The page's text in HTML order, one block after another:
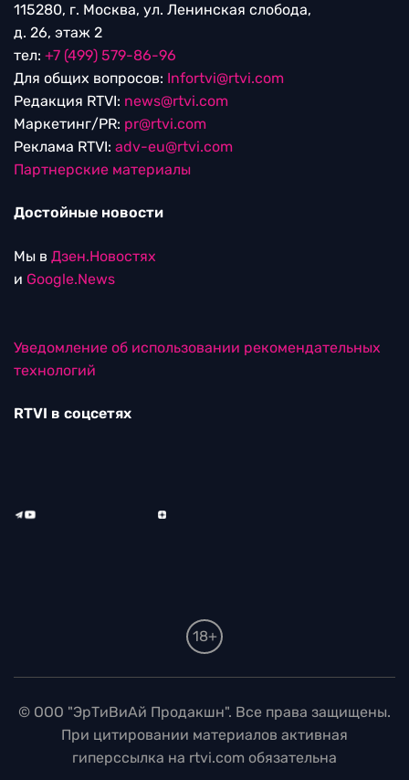
115280, г. Москва, ул. Ленинская слобода,
д. 26, этаж 2
тел: +7 (499) 579-86-96
Для общих вопросов: Infortvi@rtvi.com
Редакция RTVI: news@rtvi.com
Маркетинг/PR: pr@rtvi.com
Реклама RTVI: adv-eu@rtvi.com
Партнерские материалы
Достойные новости
Мы в Дзен.Новостях
и Google.News
Уведомление об использовании рекомендательных
технологий
RTVI в соцсетях
При цитировании материалов активная
гиперссылка на rtvi.com обязательна